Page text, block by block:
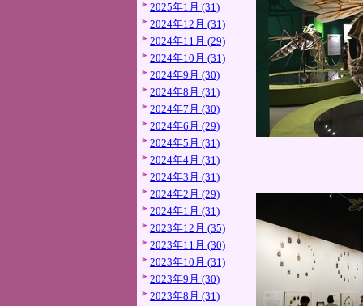
2025年1月 (31)
2024年12月 (31)
2024年11月 (29)
2024年10月 (31)
2024年9月 (30)
2024年8月 (31)
2024年7月 (30)
2024年6月 (29)
2024年5月 (31)
2024年4月 (31)
2024年3月 (31)
2024年2月 (29)
2024年1月 (31)
2023年12月 (35)
2023年11月 (30)
2023年10月 (31)
2023年9月 (30)
2023年8月 (31)